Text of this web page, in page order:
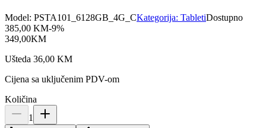
Model: PSTA101_6128GB_4G_CKategorija: TabletiDostupno
385,00 KM-9%
349,00KM
Ušteda 36,00 KM
Cijena sa uključenim PDV-om
Količina
1